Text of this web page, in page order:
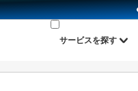
サービスを探す